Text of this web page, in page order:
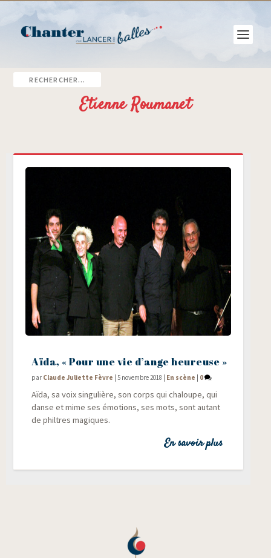
Etienne Roumanet
Aïda, « Pour une vie d’ange heureuse »
par Claude Juliette Fèvre |5 novembre 2018 | En scène | 0
Aïda, sa voix sin­gu­lière, son corps qui cha­loupe, qui
danse et mime ses émo­tions, ses mots, sont autant
de philtres magiques.
En savoir plus